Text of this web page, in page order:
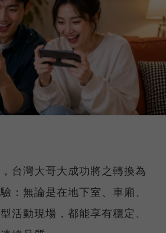
台灣大哥大成功將之轉換為
：無論是在地下室、車廂、
活動現場，都能享有穩定、